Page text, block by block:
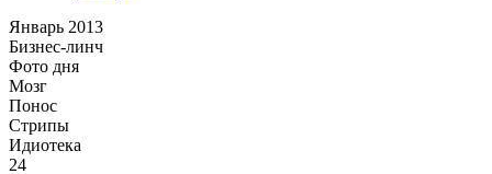
Январь 2013
Бизнес-линч
Фото дня
Мозг
Понос
Стрипы
Идиотека
24